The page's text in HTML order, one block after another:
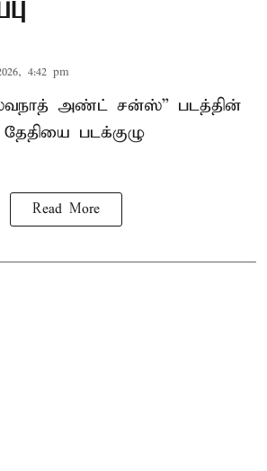
4:42 pm
அண்ட் சன்ஸ்” படத்தின்
படக்குழு
Read More